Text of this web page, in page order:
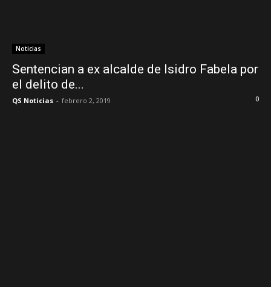
Noticias
Sentencian a ex alcalde de Isidro Fabela por
el delito de...
QS Noticias - febrero 2, 2019 0